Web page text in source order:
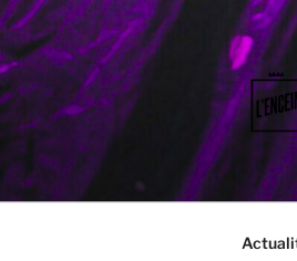
Aller
au
contenu
principal